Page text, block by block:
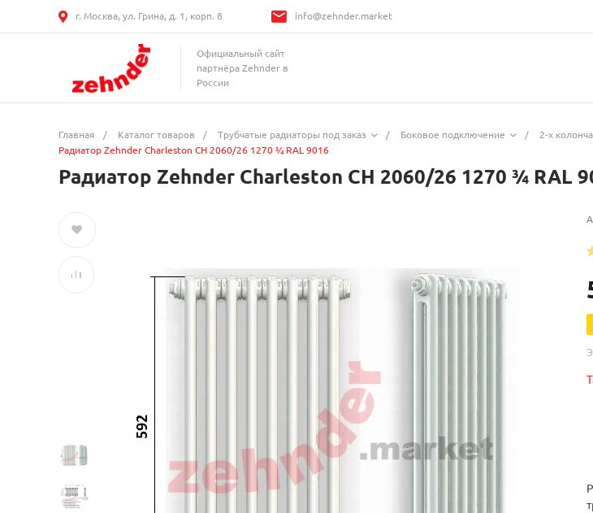
г. Москва, ул. Грина, д. 1, корп. 8 info@zehnder.market
Официальный сайт
партнёра Zehnder в
России
Главная / Каталог товаров / Трубчатые радиаторы под заказ / Боковое подключение / 2-х
Радиатор Zehnder Charleston CH 2060/26 1270 ¾ RAL 9016
Радиатор Zehnder Charleston CH 2060/26 1270 ¾ RAL